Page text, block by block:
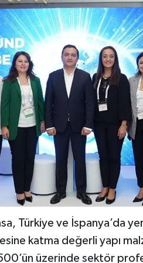
Türkiye ve İspanya’da
katma değerli yapı
üzerinde sektör